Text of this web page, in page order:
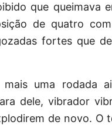
que queimava
de quatro
fortes que
uma rodada
dele, vibrador
de novo. O